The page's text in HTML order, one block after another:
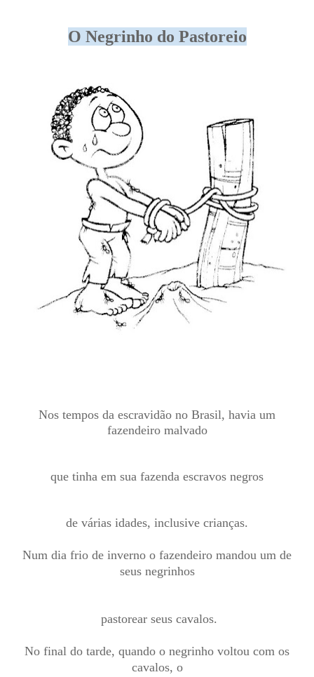
O Negrinho do Pastoreio
Nos tempos da escravidão no Brasil, havia um
fazendeiro malvado
que tinha em sua fazenda escravos negros
de várias idades, inclusive crianças.
Num dia frio de inverno o fazendeiro mandou um de
seus negrinhos
pastorear seus cavalos.
No final do tarde, quando o negrinho voltou com os
cavalos, o